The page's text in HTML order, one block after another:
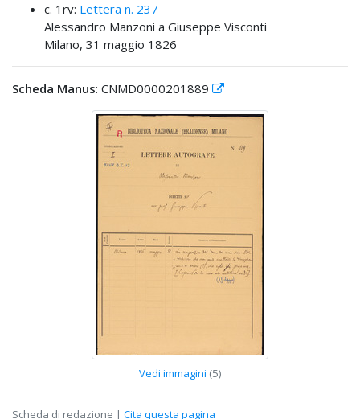
c. 1rv: Lettera n. 237
Alessandro Manzoni a Giuseppe Visconti
Milano, 31 maggio 1826
Scheda Manus: CNMD0000201889
Vedi immagini (5)
Scheda di redazione | Cita questa pagina